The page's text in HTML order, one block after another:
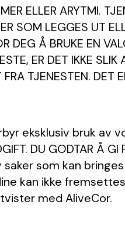
ELLER ARYTMI.
SOM LEGGES UT
Å BRUKE EN
ER DET IKKE
TJENESTEN. DET
eksklusiv bruk
DU GODTAR Å GI
som kan
kan ikke
med AliveCor.